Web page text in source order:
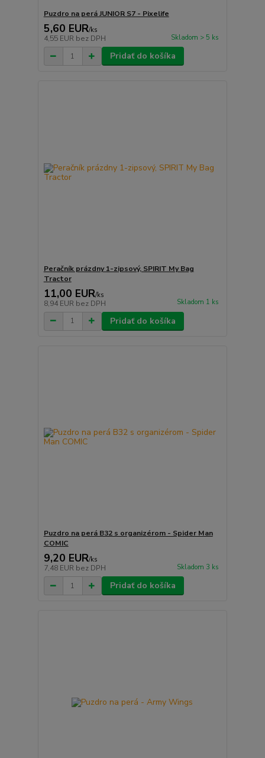
Puzdro na perá JUNIOR S7 - Pixelife
5,60 EUR/ks
4,55 EUR bez DPH Skladom > 5 ks
Pridať do košíka
Peračník prázdny 1-zipsový, SPIRIT My Bag
Tractor
11,00 EUR/ks
8,94 EUR bez DPH Skladom 1 ks
Pridať do košíka
Puzdro na perá B32 s organizérom - Spider Man
COMIC
9,20 EUR/ks
7,48 EUR bez DPH Skladom 3 ks
Pridať do košíka